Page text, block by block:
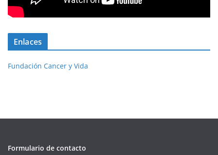
Enlaces
Fundación Cancer y Vida
Formulario de contacto